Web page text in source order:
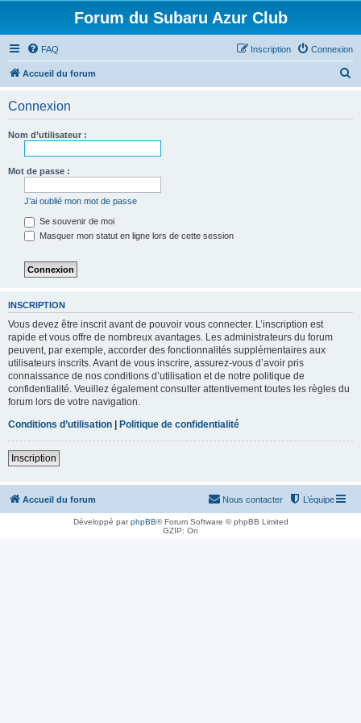
Forum du Subaru Azur Club
FAQ Connexion
Inscription
Accueil du forum
Connexion
Nom d’utilisateur :
Mot de passe :
J’ai oublié mon mot de passe
Se souvenir de moi
Masquer mon statut en ligne lors de cette session
INSCRIPTION
Vous devez être inscrit avant de pouvoir vous connecter. L’inscription est
rapide et vous offre de nombreux avantages. Les administrateurs du forum
peuvent, par exemple, accorder des fonctionnalités supplémentaires aux
utilisateurs inscrits. Avant de vous inscrire, assurez-vous d’avoir pris
connaissance de nos conditions d’utilisation et de notre politique de
confidentialité. Veuillez également consulter attentivement toutes les règles du
forum lors de votre navigation.
Conditions d’utilisation | Politique de confidentialité
Inscription
Accueil du forum L’équipe
Nous contacter
Développé parphpBB® Forum Software © phpBB Limited
GZIP: On